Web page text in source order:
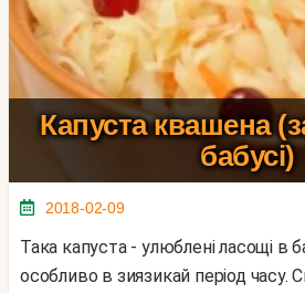
Капуста квашена
бабусі)
2018-02-09
Така капуста - улюблені ласощі в багатьох сім'ях,
особливо в зиязикай період часу.